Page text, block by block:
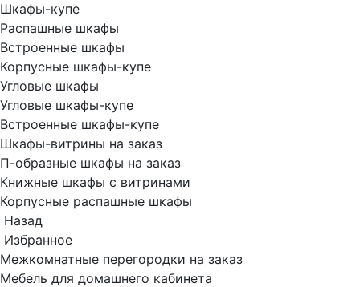
Шкафы-купе
Распашные шкафы
Встроенные шкафы
Корпусные шкафы-купе
Угловые шкафы
Угловые шкафы-купе
Встроенные шкафы-купе
Шкафы-витрины на заказ
П-образные шкафы на заказ
Книжные шкафы с витринами
Корпусные распашные шкафы
Назад
Избранное
Межкомнатные перегородки на заказ
Мебель для домашнего кабинета